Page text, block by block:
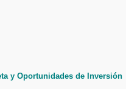
y Oportunidades de Inversión